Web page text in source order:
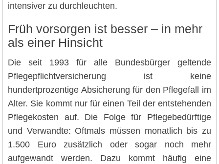
intensiver zu durchleuchten.
Früh vorsorgen ist besser – in mehr
als einer Hinsicht
Die seit 1993 für alle Bundesbürger geltende
Pflegepflichtversicherung ist keine
hundertprozentige Absicherung für den Pflegefall im
Alter. Sie kommt nur für einen Teil der entstehenden
Pflegekosten auf. Die Folge für Pflegebedürftige
und Verwandte: Oftmals müssen monatlich bis zu
1.500 Euro zusätzlich oder sogar noch mehr
aufgewandt werden. Dazu kommt häufig eine